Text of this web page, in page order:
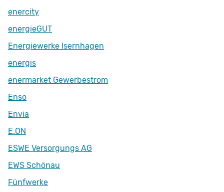
enercity
energieGUT
Energiewerke Isernhagen
energis
enermarket Gewerbestrom
Enso
Envia
E.ON
ESWE Versorgungs AG
EWS Schönau
Fünfwerke